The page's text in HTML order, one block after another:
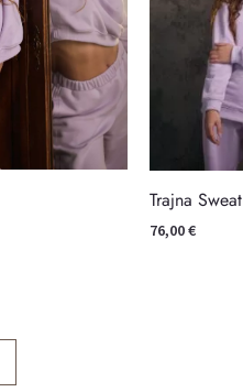
Trajna Sweat
76,00€